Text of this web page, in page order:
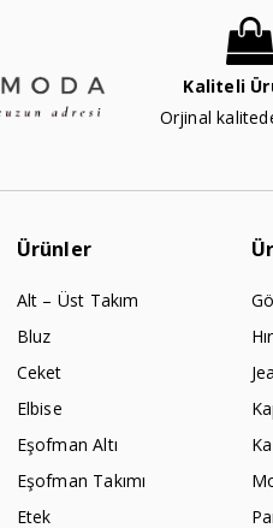
Kaliteli
Orjinal
Ürünler
Alt – Üst Takım
Bluz
Ceket
Elbise
Eşofman Altı
Eşofman Takımı
Etek